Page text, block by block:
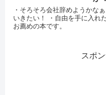
・そろそろ会社辞めようかな
いきたい！ ・自由を手に入れ
お薦めの本です。
スポ